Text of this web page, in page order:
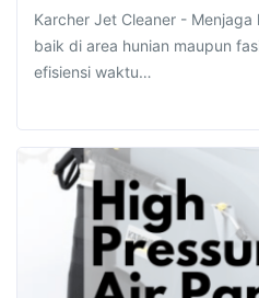
Karcher Jet Cleaner -
baik di area hunian maupun
efisiensi waktu…